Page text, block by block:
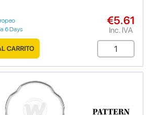
6 Days
€5.61
Inc. IVA
CARRITO